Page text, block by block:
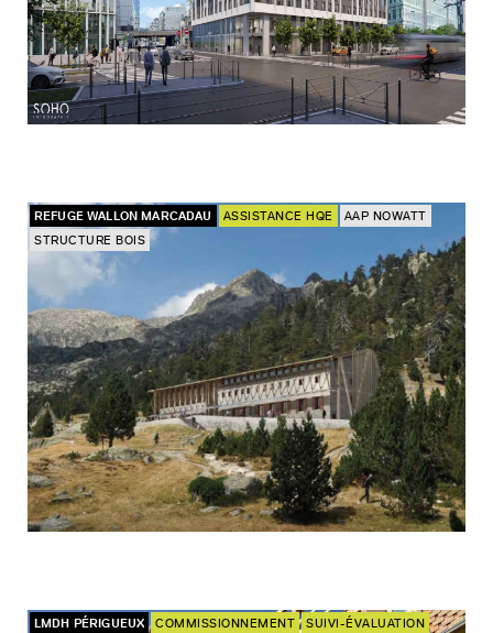
REFUGE WALLON MARCADAU ASSISTANCE HQE
AAP NOWATT
STRUCTURE BOIS
LMDH PÉRIGUEUX COMMISSIONNEMENT
SUIVI-ÉVALUATION